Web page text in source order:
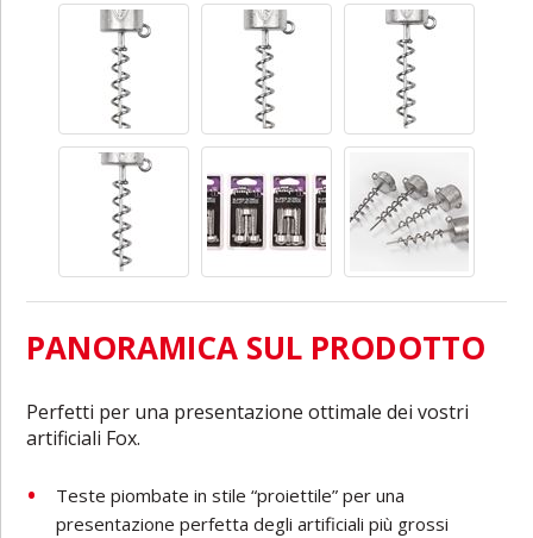
PANORAMICA SUL PRODOTTO
Perfetti per una presentazione ottimale dei vostri
artificiali Fox.
Teste piombate in stile “proiettile” per una
presentazione perfetta degli artificiali più grossi